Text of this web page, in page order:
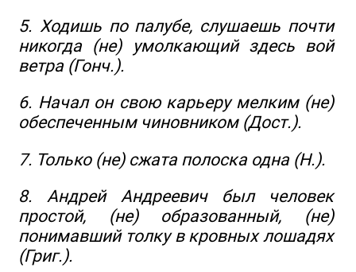
5. Ходишь по палубе, слушаешь почти
никогда (не) умолкающий здесь вой
ветра (Гонч.).
6. Начал он свою карьеру мелким (не)
обеспеченным чиновником (Дост.).
7. Только (не) сжата полоска одна (Н.).
8. Андрей Андреевич был человек
простой, (не) образованный, (не)
понимавший толку в кровных лошадях
(Григ.).